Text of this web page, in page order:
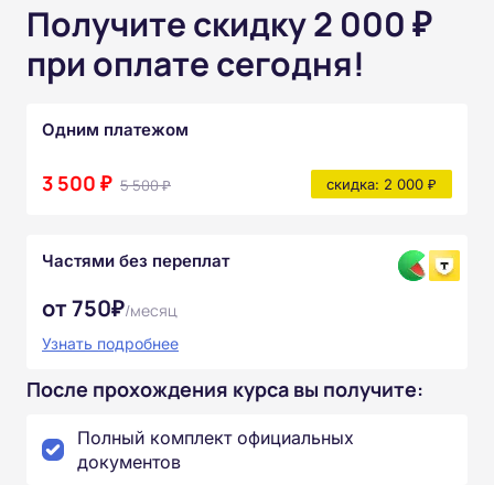
Получите скидку 2 000 ₽
при оплате сегодня!
Одним платежом
3 500 ₽ 5 500 ₽ скидка: 2 000 ₽
Частями без переплат
от 750₽/месяц
Узнать подробнее
После прохождения курса вы получите:
Полный комплект официальных
документов